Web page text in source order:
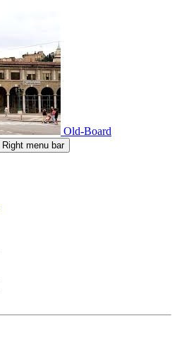
Old-Board
Right menu bar